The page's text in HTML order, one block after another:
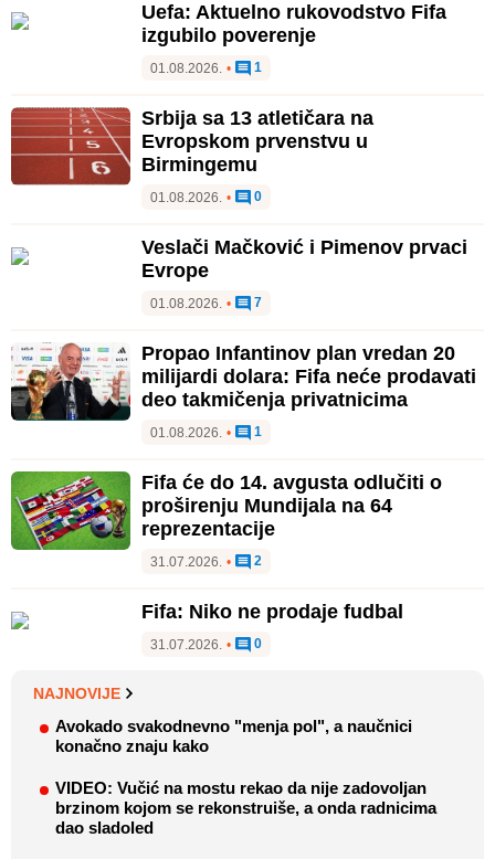
Uefa: Aktuelno rukovodstvo Fifa
izgubilo poverenje
01.08.2026. • 1
Srbija sa 13 atletičara na
Evropskom prvenstvu u
Birmingemu
01.08.2026. • 0
Veslači Mačković i Pimenov prvaci
Evrope
01.08.2026. • 7
Propao Infantinov plan vredan 20
milijardi dolara: Fifa neće prodavati
deo takmičenja privatnicima
01.08.2026. • 1
Fifa će do 14. avgusta odlučiti o
proširenju Mundijala na 64
reprezentacije
31.07.2026. • 2
Fifa: Niko ne prodaje fudbal
31.07.2026. • 0
NAJNOVIJE
Avokado svakodnevno "menja pol", a naučnici
konačno znaju kako
VIDEO: Vučić na mostu rekao da nije zadovoljan
brzinom kojom se rekonstruiše, a onda radnicima
dao sladoled